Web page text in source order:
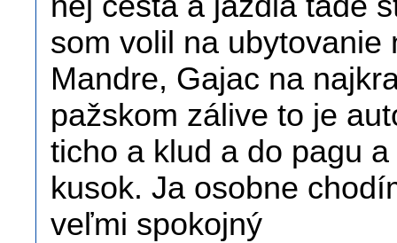
som volil na
Mandre, Gajac na
pažskom zálive to je
ticho a klud a do pagu
kusok. Ja osobne
veľmi spokojný